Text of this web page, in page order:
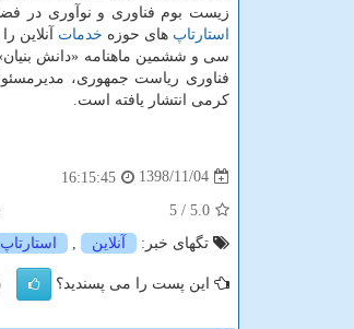
زیست بوم فناوری و نوآوری در
استارتاپ های حوزه خدمات آنلاین
سی و ششمین ماهنامه «دانش
فناوری ریاست جمهوری،
كرمی انتشار یافته است.
1398/11/04
16:15:45
5.0
/ 5
تگهای خبر:
آنلاین استارتاپ
این پست را می پسندید؟